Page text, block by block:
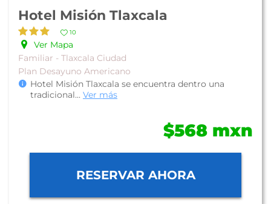
Hotel Misión Tlaxcala
10
Ver Mapa
Familiar - Tlaxcala Ciudad
Plan Desayuno Americano
Hotel Misión Tlaxcala se encuentra dentro una
tradicional... Ver más
$568 mxn
RESERVAR AHORA